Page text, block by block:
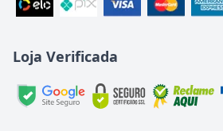
Loja Verificada